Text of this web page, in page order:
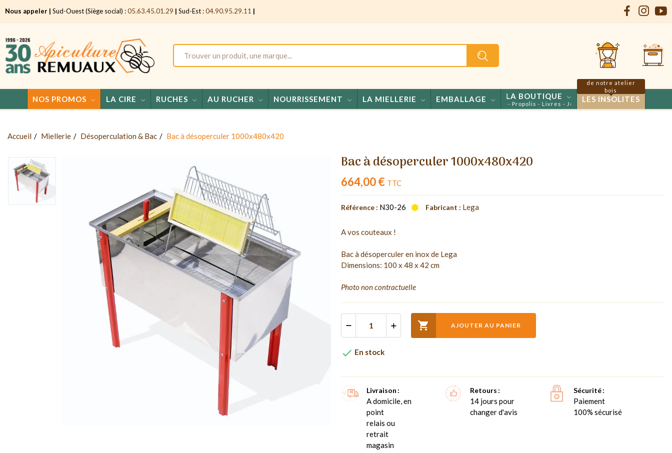
Nous appeler | Sud-Ouest (Siège social) :05.63.45.01.29 | Sud-Est :04.90.95.29.11 |
NOS PROMOS LA CIRE RUCHES AU RUCHER NOURRISSEMENT LA MIELLERIE EMBALLAGE LA BOUTIQUE
Miels - Confiseries - Propolis - Livres - Jeux
LES INSOLITES
de notre atelier
bois
Accueil Miellerie Désoperculation & Bac Bac à désoperculer 1000x480x420
Bac à désoperculer 1000x480x420
664,00 € TTC
Référence : N30-26 Fabricant : Lega
A vos couteaux !
Bac à désoperculer en inox de Lega
Dimensions: 100 x 48 x 42 cm
Photo non contractuelle
 AJOUTER AU PANIER
 En stock
Livraison
A domicile, en
point
relais ou
retrait
magasin
Retours
14 jours pour
changer d'avis
Sécurité
Paiement
100% sécurisé